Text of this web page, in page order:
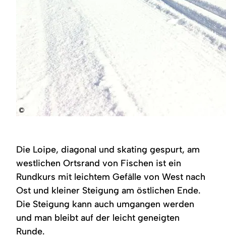
©
Die Loipe, diagonal und skating gespurt, am
westlichen Ortsrand von Fischen ist ein
Rundkurs mit leichtem Gefälle von West nach
Ost und kleiner Steigung am östlichen Ende.
Die Steigung kann auch umgangen werden
und man bleibt auf der leicht geneigten
Runde.